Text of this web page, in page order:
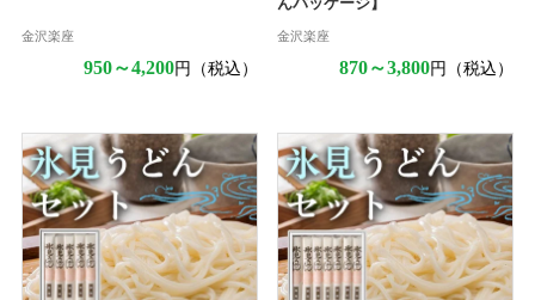
金沢楽座
950～4,200円（税込）
んパッケージ】
金沢楽座
870～3,800円（税込）